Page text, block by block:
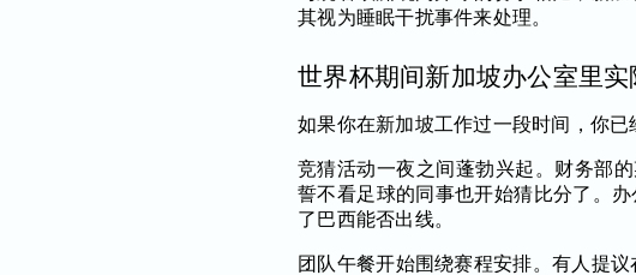
其视为睡眠干扰事件来处理。
世界杯期间新加坡办公室里
如果你在新加坡工作过一段时间，你
竞猜活动一夜之间蓬勃兴起。财务部
誓不看足球的同事也开始猜比分了。
了巴西能否出线。
团队午餐开始围绕赛程安排。有人提